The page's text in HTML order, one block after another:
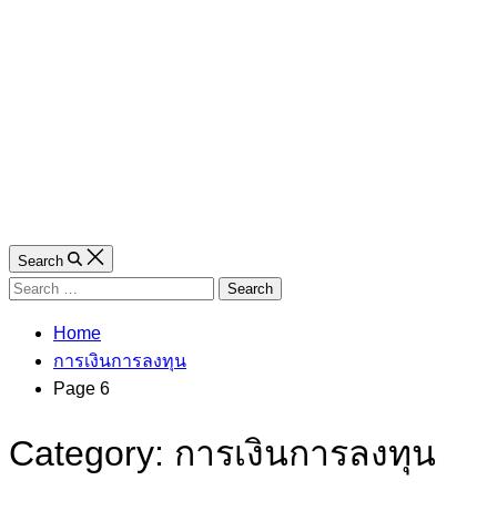
Search
Search
Home
การเงินการลงทุน
Page 6
Category: การเงินการลงทุน